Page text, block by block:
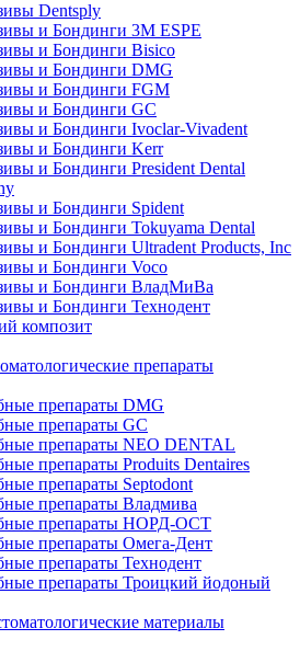
Dentsply
и Бондинги 3M ESPE
и Бондинги Bisico
и Бондинги DMG
и Бондинги FGM
и Бондинги GC
и Бондинги Ivoclar-Vivadent
и Бондинги Kerr
и Бондинги President Dental
и Бондинги Spident
и Бондинги Tokuyama Dental
и Бондинги Ultradent Products, Inc
и Бондинги Voco
и Бондинги ВладМиВа
и Бондинги Технодент
композит
препараты
препараты DMG
препараты GC
препараты NEO DENTAL
препараты Produits Dentaires
препараты Septodont
препараты Владмива
препараты НОРД-ОСТ
препараты Омега-Дент
препараты Технодент
препараты Троицкий йодоный
материалы